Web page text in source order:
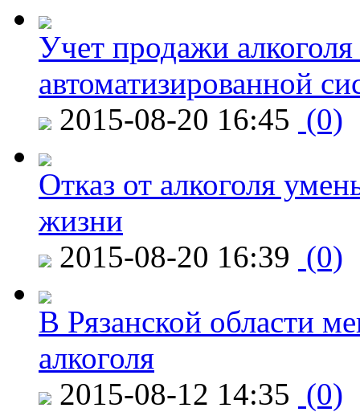
Учет продажи
автоматизированной
2015-08-20 16:45 (0)
Отказ от алкоголя
жизни
2015-08-20 16:39 (0)
В Рязанской области
алкоголя
2015-08-12 14:35 (0)